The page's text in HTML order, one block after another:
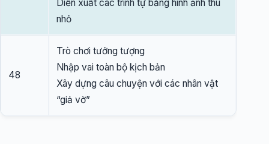
Diễn xuất các trình tự bằng hình ảnh thu
nhỏ
48
Trò chơi tưởng tượng
Nhập vai toàn bộ kịch bản
Xây dựng câu chuyện với các nhân vật
“giả vờ”